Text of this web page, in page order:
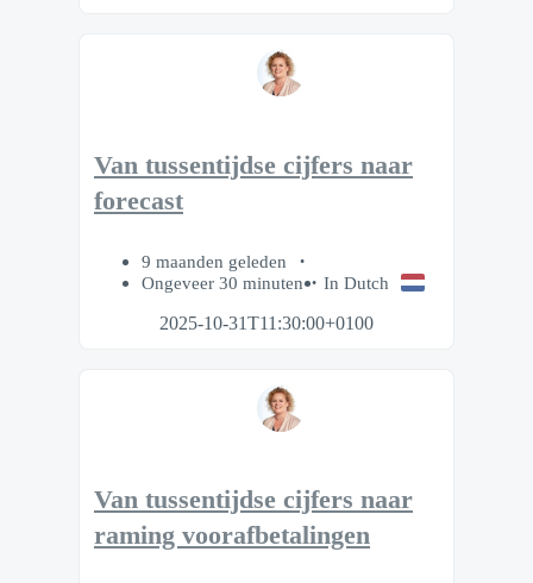
Van tussentijdse cijfers naar
forecast
9 maanden geleden
Ongeveer 30 minuten
In Dutch
2025-10-31T11:30:00+0100
Van tussentijdse cijfers naar
raming voorafbetalingen